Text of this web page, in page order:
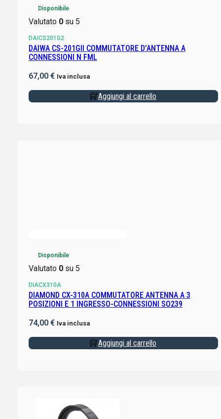
Disponibile
Valutato 0su 5
DAICS201G2
DAIWA CS-201GII COMMUTATORE D’ANTENNA A
CONNESSIONI N FML
67,00 € Iva inclusa
Aggiungi al carrello
Disponibile
Valutato 0su 5
DIACX310A
DIAMOND CX-310A COMMUTATORE ANTENNA A 3
POSIZIONI E 1 INGRESSO-CONNESSIONI SO239
74,00 € Iva inclusa
Aggiungi al carrello